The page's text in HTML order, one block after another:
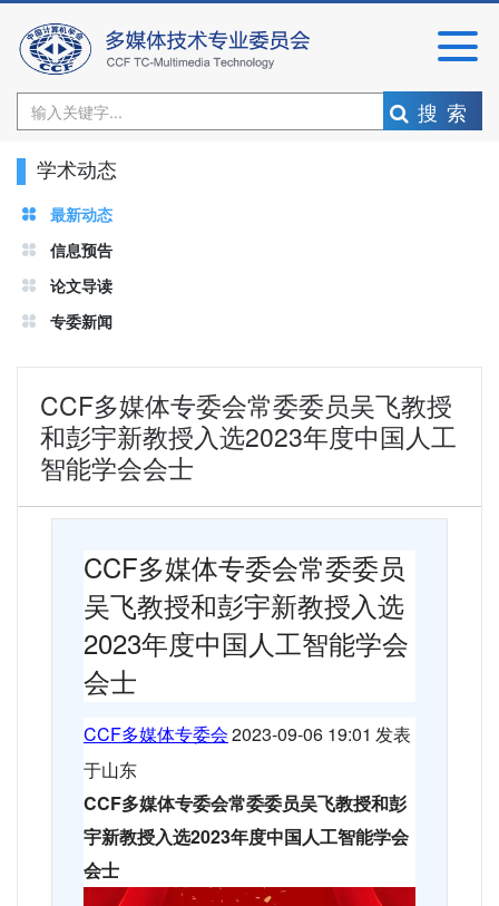
搜索
学术动态
最新动态
信息预告
论文导读
专委新闻
CCF多媒体专委会常委委员吴飞教授
和彭宇新教授入选2023年度中国人工
智能学会会士
CCF多媒体专委会常委委员
吴飞教授和彭宇新教授入选
2023年度中国人工智能学会
会士
CCF多媒体专委会2023-09-06 19:01 发表
于山东
CCF多媒体专委会常委委员吴飞教授和彭
宇新教授入选2023年度中国人工智能学会
会士